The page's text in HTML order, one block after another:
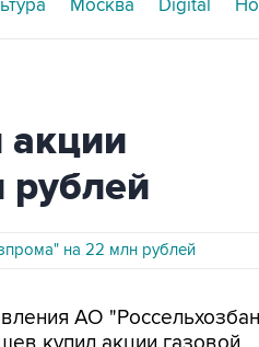
Москва Digital
рублей
на 22 млн рублей
АО